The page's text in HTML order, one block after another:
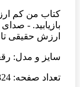
کتاب من کم
بازیابید. -
ارزش حقیقی
سایز و مدل:
تعداد صفحه: 324